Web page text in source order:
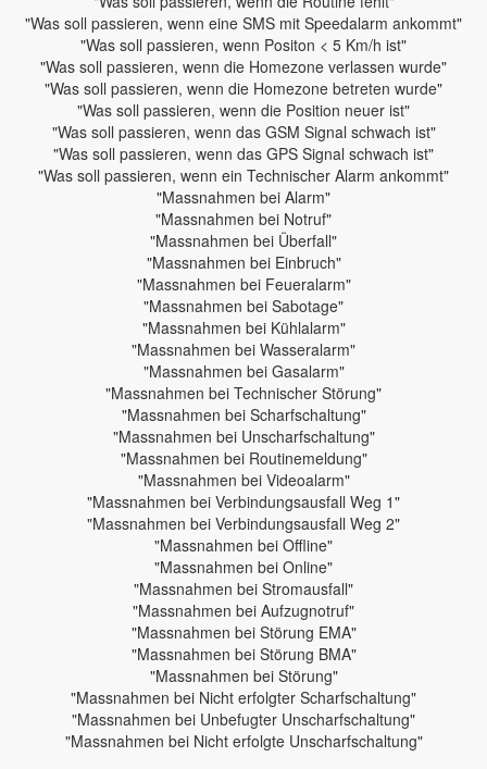
"Was soll passieren, wenn eine SMS mit Speedalarm ankommt"
"Was soll passieren, wenn Positon < 5 Km/h ist"
"Was soll passieren, wenn die Homezone verlassen wurde"
"Was soll passieren, wenn die Homezone betreten wurde"
"Was soll passieren, wenn die Position neuer ist"
"Was soll passieren, wenn das GSM Signal schwach ist"
"Was soll passieren, wenn das GPS Signal schwach ist"
"Was soll passieren, wenn ein Technischer Alarm ankommt"
"Massnahmen bei Alarm"
"Massnahmen bei Notruf"
"Massnahmen bei Überfall"
"Massnahmen bei Einbruch"
"Massnahmen bei Feueralarm"
"Massnahmen bei Sabotage"
"Massnahmen bei Kühlalarm"
"Massnahmen bei Wasseralarm"
"Massnahmen bei Gasalarm"
"Massnahmen bei Technischer Störung"
"Massnahmen bei Scharfschaltung"
"Massnahmen bei Unscharfschaltung"
"Massnahmen bei Routinemeldung"
"Massnahmen bei Videoalarm"
"Massnahmen bei Verbindungsausfall Weg 1"
"Massnahmen bei Verbindungsausfall Weg 2"
"Massnahmen bei Offline"
"Massnahmen bei Online"
"Massnahmen bei Stromausfall"
"Massnahmen bei Aufzugnotruf"
"Massnahmen bei Störung EMA"
"Massnahmen bei Störung BMA"
"Massnahmen bei Störung"
"Massnahmen bei Nicht erfolgter Scharfschaltung"
"Massnahmen bei Unbefugter Unscharfschaltung"
"Massnahmen bei Nicht erfolgte Unscharfschaltung"